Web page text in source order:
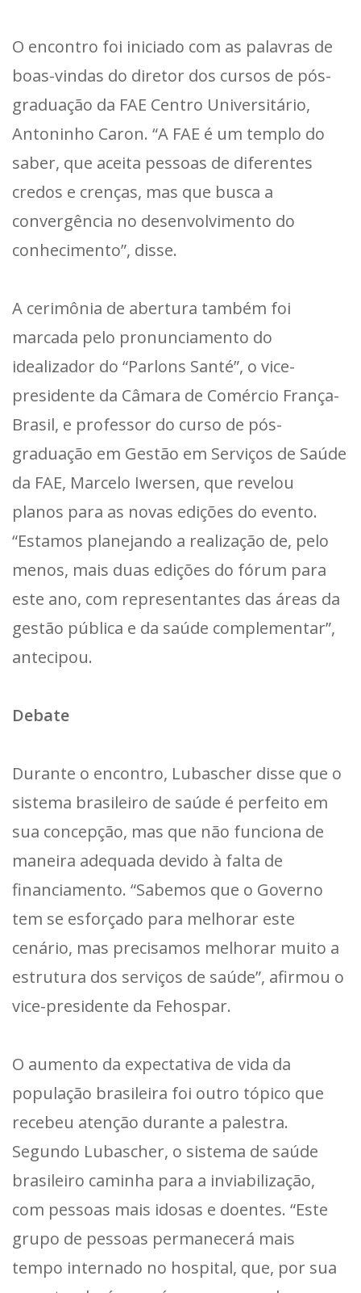
O encontro foi iniciado com as palavras de
boas-vindas do diretor dos cursos de pós-
graduação da FAE Centro Universitário,
Antoninho Caron. “A FAE é um templo do
saber, que aceita pessoas de diferentes
credos e crenças, mas que busca a
convergência no desenvolvimento do
conhecimento”, disse.
A cerimônia de abertura também foi
marcada pelo pronunciamento do
idealizador do “Parlons Santé”, o vice-
presidente da Câmara de Comércio França-
Brasil, e professor do curso de pós-
graduação em Gestão em Serviços de Saúde
da FAE, Marcelo Iwersen, que revelou
planos para as novas edições do evento.
“Estamos planejando a realização de, pelo
menos, mais duas edições do fórum para
este ano, com representantes das áreas da
gestão pública e da saúde complementar”,
antecipou.
Debate
Durante o encontro, Lubascher disse que o
sistema brasileiro de saúde é perfeito em
sua concepção, mas que não funciona de
maneira adequada devido à falta de
financiamento. “Sabemos que o Governo
tem se esforçado para melhorar este
cenário, mas precisamos melhorar muito a
estrutura dos serviços de saúde”, afirmou o
vice-presidente da Fehospar.
O aumento da expectativa de vida da
população brasileira foi outro tópico que
recebeu atenção durante a palestra.
Segundo Lubascher, o sistema de saúde
brasileiro caminha para a inviabilização,
com pessoas mais idosas e doentes. “Este
grupo de pessoas permanecerá mais
tempo internado no hospital, que, por sua